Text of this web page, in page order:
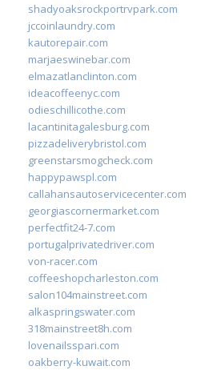
shadyoaksrockportrvpark.com
jccoinlaundry.com
kautorepair.com
marjaeswinebar.com
elmazatlanclinton.com
ideacoffeenyc.com
odieschillicothe.com
lacantinitagalesburg.com
pizzadeliverybristol.com
greenstarsmogcheck.com
happypawspl.com
callahansautoservicecenter.com
georgiascornermarket.com
perfectfit24-7.com
portugalprivatedriver.com
von-racer.com
coffeeshopcharleston.com
salon104mainstreet.com
alkaspringswater.com
318mainstreet8h.com
lovenailsspari.com
oakberry-kuwait.com